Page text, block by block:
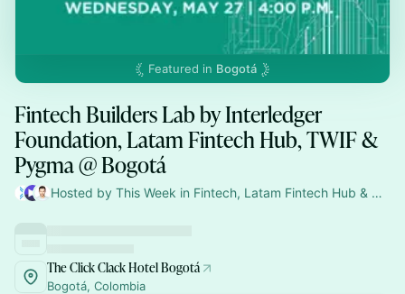
Featured in Bogotá
Fintech Builders Lab by Interledger
Foundation, Latam Fintech Hub, TWIF &
Pygma @ Bogotá
Hosted by This Week in Fintech, Latam Fintech Hub & Daniel Ospina
The Click Clack Hotel Bogotá
Bogotá, Colombia